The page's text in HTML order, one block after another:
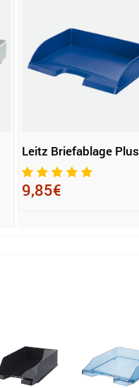
Leitz Briefablage Plus
9,85€